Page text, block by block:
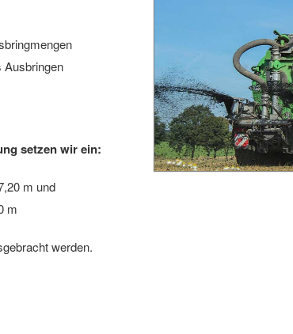
Ausbringen
setzen wir ein:
m und
m
werden.